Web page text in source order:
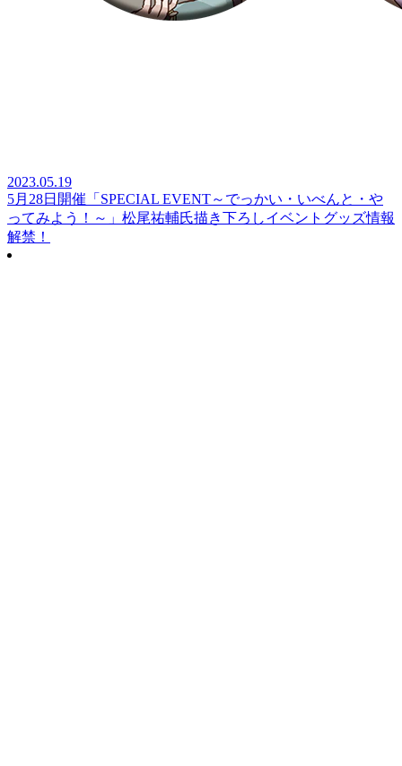
2023.05.19
5月28日開催「SPECIAL EVENT～でっかい・いべんと・や
ってみよう！～」松尾祐輔氏描き下ろしイベントグッズ情報
解禁！